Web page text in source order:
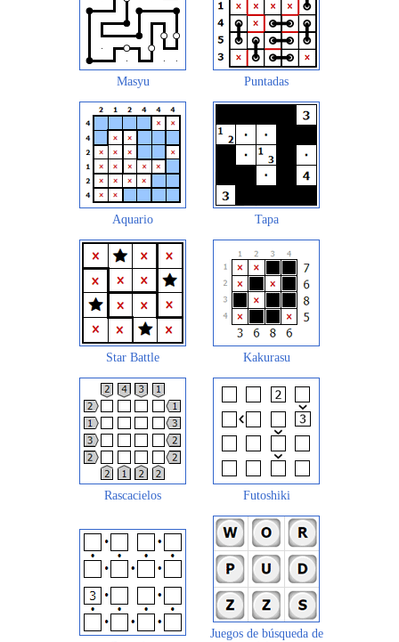
Masyu Puntadas
Aquario Tapa
Star Battle Kakurasu
Rascacielos Futoshiki
Juegos de búsqueda de